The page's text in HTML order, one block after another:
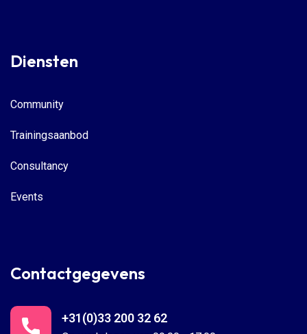
Diensten
Community
Trainingsaanbod
Consultancy
Events
Contactgegevens
+31(0)33 200 32 62